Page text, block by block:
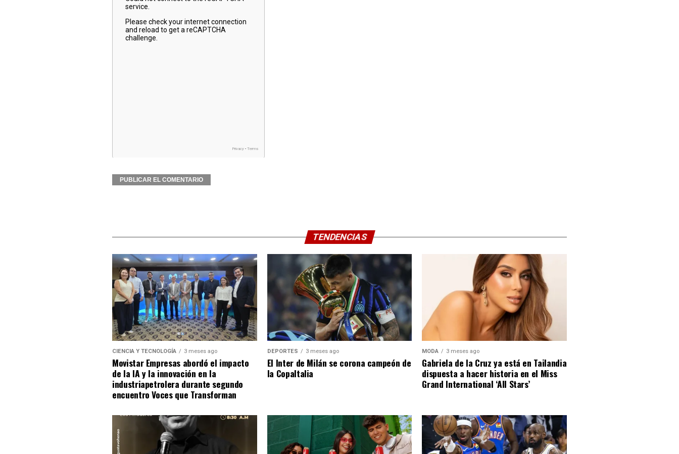
TENDENCIAS
CIENCIA Y TECNOLOGÍA 3 meses ago
Movistar Empresas abordó el impacto
de la IA y la innovación en la
industriapetrolera durante segundo
encuentro Voces que Transforman
DEPORTES 3 meses ago
El Inter de Milán se corona campeón de
la CopaItalia
MODA 3 meses ago
Gabriela de la Cruz ya está en Tailandia
dispuesta a hacer historia en el Miss
Grand International ‘All Stars’